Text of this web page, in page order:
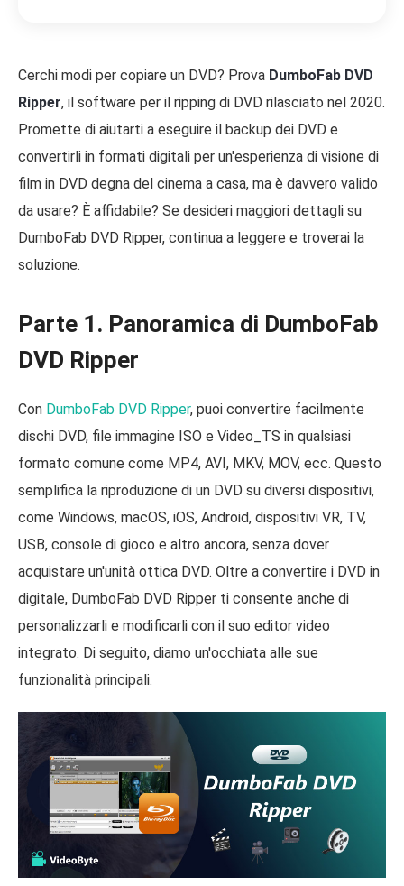
Cerchi modi per copiare un DVD? Prova DumboFab DVD
Ripper, il software per il ripping di DVD rilasciato nel 2020.
Promette di aiutarti a eseguire il backup dei DVD e
convertirli in formati digitali per un'esperienza di visione di
film in DVD degna del cinema a casa, ma è davvero valido
da usare? È affidabile? Se desideri maggiori dettagli su
DumboFab DVD Ripper, continua a leggere e troverai la
soluzione.
Parte 1. Panoramica di DumboFab
DVD Ripper
Con DumboFab DVD Ripper, puoi convertire facilmente
dischi DVD, file immagine ISO e Video_TS in qualsiasi
formato comune come MP4, AVI, MKV, MOV, ecc. Questo
semplifica la riproduzione di un DVD su diversi dispositivi,
come Windows, macOS, iOS, Android, dispositivi VR, TV,
USB, console di gioco e altro ancora, senza dover
acquistare un'unità ottica DVD. Oltre a convertire i DVD in
digitale, DumboFab DVD Ripper ti consente anche di
personalizzarli e modificarli con il suo editor video
integrato. Di seguito, diamo un'occhiata alle sue
funzionalità principali.